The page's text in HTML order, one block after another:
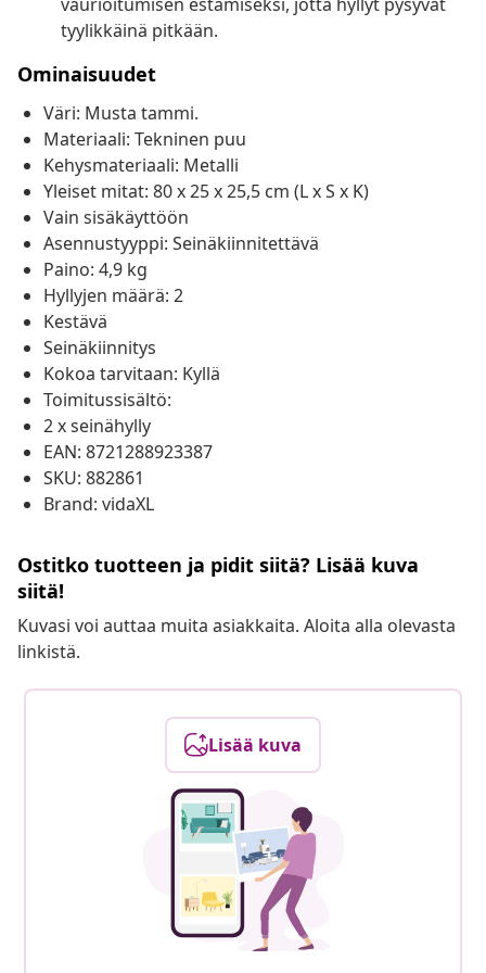
tyylikkäinä pitkään.
Ominaisuudet
Väri: Musta tammi.
Materiaali: Tekninen puu
Kehysmateriaali: Metalli
Yleiset mitat: 80 x 25 x 25,5 cm (L x S x K)
Vain sisäkäyttöön
Asennustyyppi: Seinäkiinnitettävä
Paino: 4,9 kg
Hyllyjen määrä: 2
Kestävä
Seinäkiinnitys
Kokoa tarvitaan: Kyllä
Toimitussisältö:
2 x seinähylly
EAN: 8721288923387
SKU: 882861
Brand: vidaXL
Ostitko tuotteen ja pidit siitä? Lisää kuva
siitä!
Kuvasi voi auttaa muita asiakkaita. Aloita alla olevasta
linkistä.
Lisää kuva